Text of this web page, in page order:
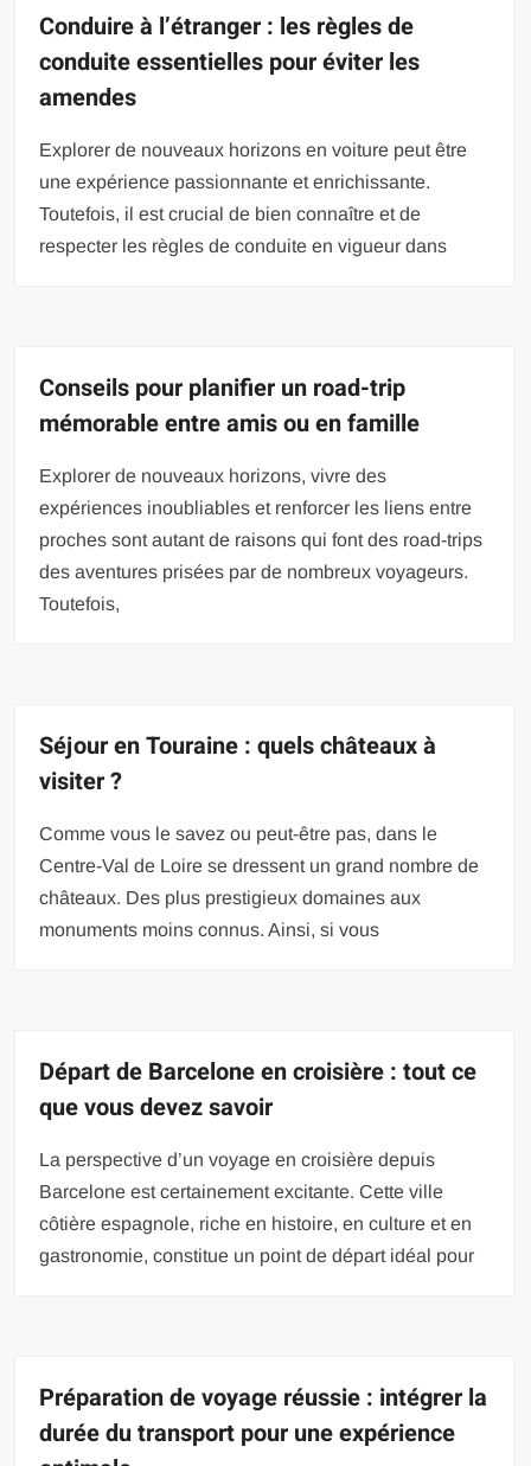
Conduire à l’étranger : les règles de
conduite essentielles pour éviter les
amendes
Explorer de nouveaux horizons en voiture peut être
une expérience passionnante et enrichissante.
Toutefois, il est crucial de bien connaître et de
respecter les règles de conduite en vigueur dans
Conseils pour planifier un road-trip
mémorable entre amis ou en famille
Explorer de nouveaux horizons, vivre des
expériences inoubliables et renforcer les liens entre
proches sont autant de raisons qui font des road-trips
des aventures prisées par de nombreux voyageurs.
Toutefois,
Séjour en Touraine : quels châteaux à
visiter ?
Comme vous le savez ou peut-être pas, dans le
Centre-Val de Loire se dressent un grand nombre de
châteaux. Des plus prestigieux domaines aux
monuments moins connus. Ainsi, si vous
Départ de Barcelone en croisière : tout ce
que vous devez savoir
La perspective d’un voyage en croisière depuis
Barcelone est certainement excitante. Cette ville
côtière espagnole, riche en histoire, en culture et en
gastronomie, constitue un point de départ idéal pour
Préparation de voyage réussie : intégrer la
durée du transport pour une expérience